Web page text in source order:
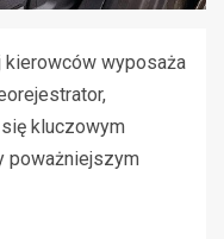
kierowców wyposaża
kluczowym
poważniejszym